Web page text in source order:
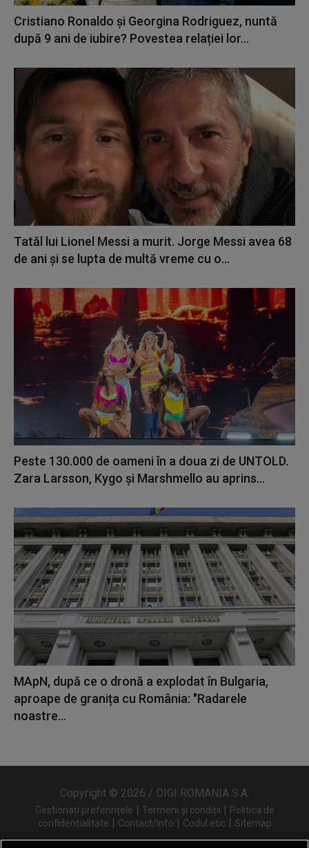
Cristiano Ronaldo și Georgina Rodriguez, nuntă
după 9 ani de iubire? Povestea relației lor...
Tatăl lui Lionel Messi a murit. Jorge Messi avea 68
de ani și se lupta de multă vreme cu o...
Peste 130.000 de oameni în a doua zi de UNTOLD.
Zara Larsson, Kygo și Marshmello au aprins...
MApN, după ce o dronă a explodat în Bulgaria,
aproape de granița cu România: "Radarele
noastre...
Copyright © 2026 / DIGI ROMANIA S.A.
Gestionați preferințele | Termeni și condiții | Politica de
confidențialitate | Contact/Info | Codul etic | Sitemap